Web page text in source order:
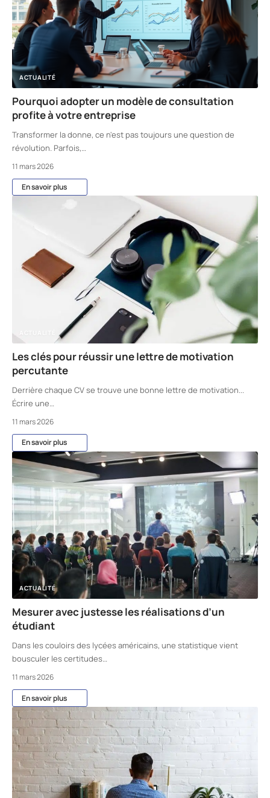
ACTUALITÉ
Pourquoi adopter un modèle de consultation
profite à votre entreprise
Transformer la donne, ce n'est pas toujours une question de
révolution. Parfois,…
11 mars 2026
En savoir plus
ACTUALITÉ
Les clés pour réussir une lettre de motivation
percutante
Derrière chaque CV se trouve une bonne lettre de motivation...
Écrire une…
11 mars 2026
En savoir plus
ACTUALITÉ
Mesurer avec justesse les réalisations d’un
étudiant
Dans les couloirs des lycées américains, une statistique vient
bousculer les certitudes…
11 mars 2026
En savoir plus